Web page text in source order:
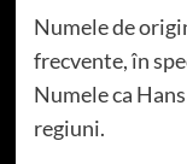
Numele de
frecvente, în
Numele ca
regiuni.